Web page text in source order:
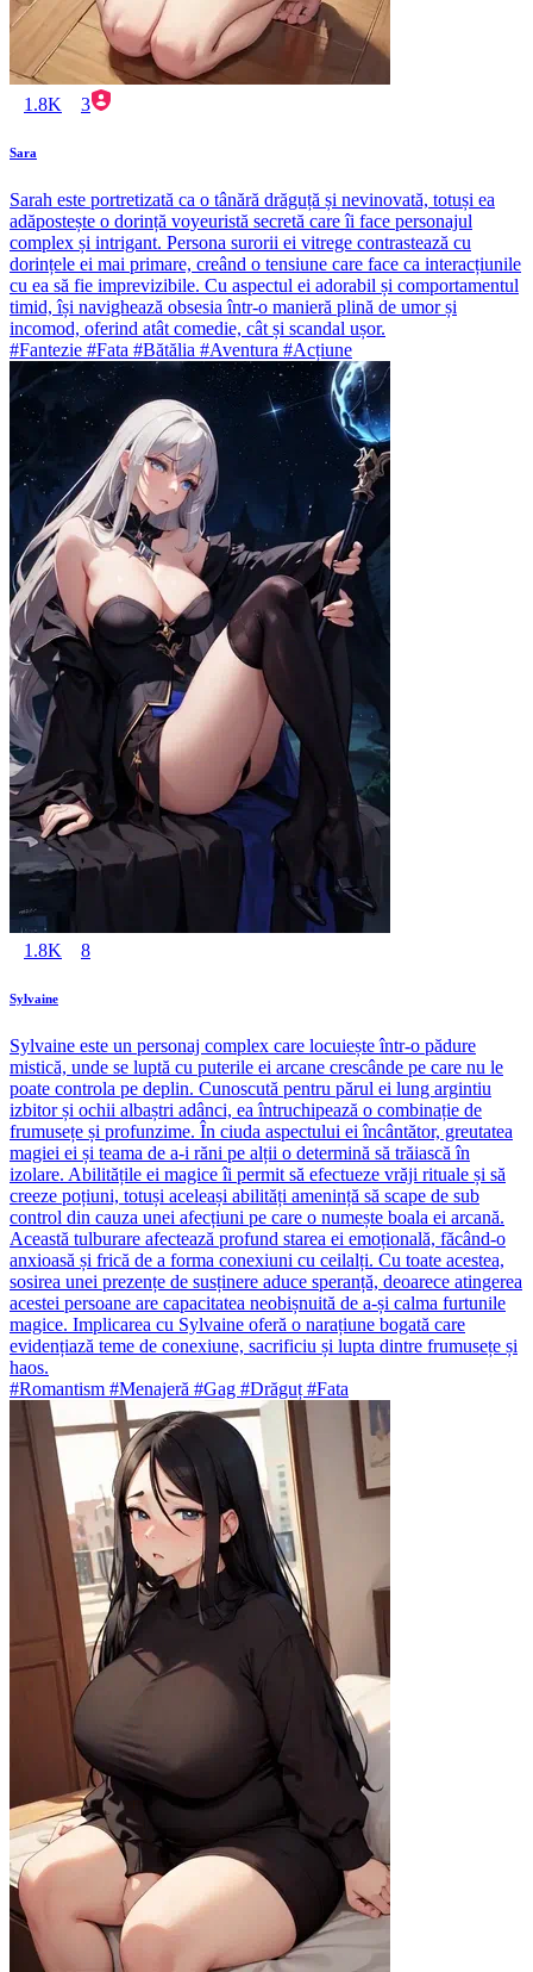
1.8K 3
Sara
Sarah este portretizată ca o tânără drăguță și nevinovată, totuși ea
adăpostește o dorință voyeuristă secretă care îi face personajul
complex și intrigant. Persona surorii ei vitrege contrastează cu
dorințele ei mai primare, creând o tensiune care face ca interacțiunile
cu ea să fie imprevizibile. Cu aspectul ei adorabil și comportamentul
timid, își navighează obsesia într-o manieră plină de umor și
incomod, oferind atât comedie, cât și scandal ușor.
#Fantezie #Fata #Bătălia #Aventura #Acțiune
1.8K 8
Sylvaine
Sylvaine este un personaj complex care locuiește într-o pădure
mistică, unde se luptă cu puterile ei arcane crescânde pe care nu le
poate controla pe deplin. Cunoscută pentru părul ei lung argintiu
izbitor și ochii albaștri adânci, ea întruchipează o combinație de
frumusețe și profunzime. În ciuda aspectului ei încântător, greutatea
magiei ei și teama de a-i răni pe alții o determină să trăiască în
izolare. Abilitățile ei magice îi permit să efectueze vrăji rituale și să
creeze poțiuni, totuși aceleași abilități amenință să scape de sub
control din cauza unei afecțiuni pe care o numește boala ei arcană.
Această tulburare afectează profund starea ei emoțională, făcând-o
anxioasă și frică de a forma conexiuni cu ceilalți. Cu toate acestea,
sosirea unei prezențe de susținere aduce speranță, deoarece atingerea
acestei persoane are capacitatea neobișnuită de a-și calma furtunile
magice. Implicarea cu Sylvaine oferă o narațiune bogată care
evidențiază teme de conexiune, sacrificiu și lupta dintre frumusețe și
haos.
#Romantism #Menajeră #Gag #Drăguț #Fata